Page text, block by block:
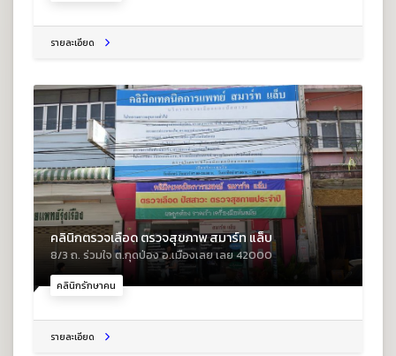
รายละเอียด
คลินิกรักษาคน
คลินิกตรวจเลือด ตรวจสุขภาพ สมาร์ท แล็บ
8/3 ถ. ร่วมใจ ต.กุดป่อง อ.เมืองเลย เลย 42000
รายละเอียด